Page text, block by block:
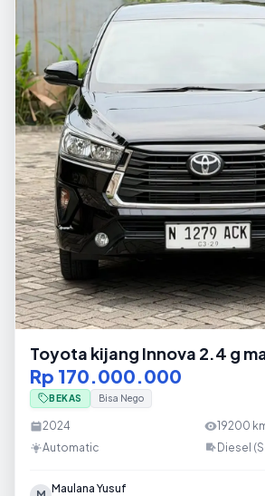
Toyota kijang Innova 2.4 g
Rp 170.000.000
BEKAS Bisa Nego
2024 19200
Automatic
Diesel
Maulana Yusuf